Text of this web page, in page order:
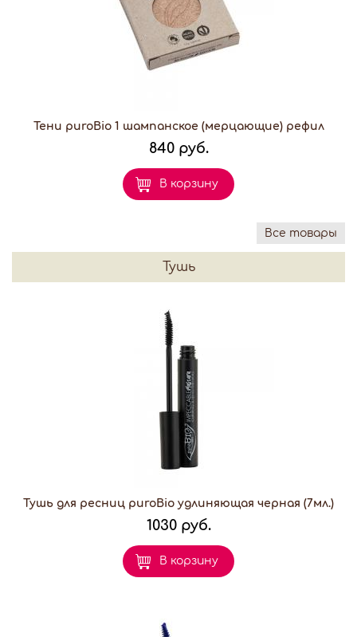
Тени puroBio 1 шампанское (мерцающие) рефил
840 руб.
В корзину
Все товары
Тушь
Тушь для ресниц puroBio удлиняющая черная (7мл.)
1030 руб.
В корзину